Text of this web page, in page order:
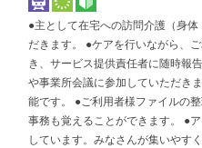
●主として在宅への訪問介護（身
だきます。 ●ケアを行いながら、
き、サービス提供責任者に随時報
や事業所会議に参加していただき
能です。 ●ご利用者様ファイルの
事務も覚えることができます。 ●
しています。みなさんが集いやす